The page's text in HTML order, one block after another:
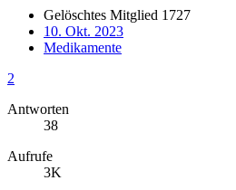
Gelöschtes Mitglied 1727
10. Okt. 2023
Medikamente
2
Antworten
38
Aufrufe
3K